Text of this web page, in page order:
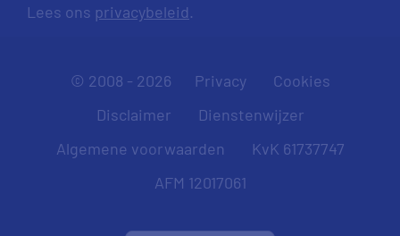
Lees ons privacybeleid.
© 2008 - 2026 Privacy
Cookies
Disclaimer
Dienstenwijzer
Algemene voorwaarden
KvK 61737747
AFM 12017061